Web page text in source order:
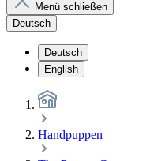
Menü schließen
Deutsch
Deutsch
English
Handpuppen